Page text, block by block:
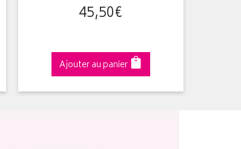
45,50€
Ajouter au panier